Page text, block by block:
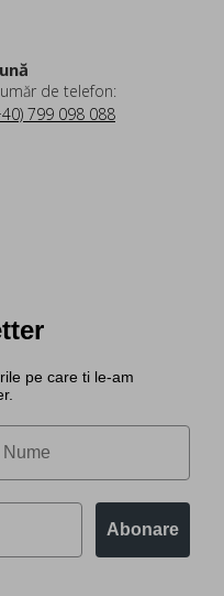
de telefon:
799 098 088
pe care ti le-am
Abonare